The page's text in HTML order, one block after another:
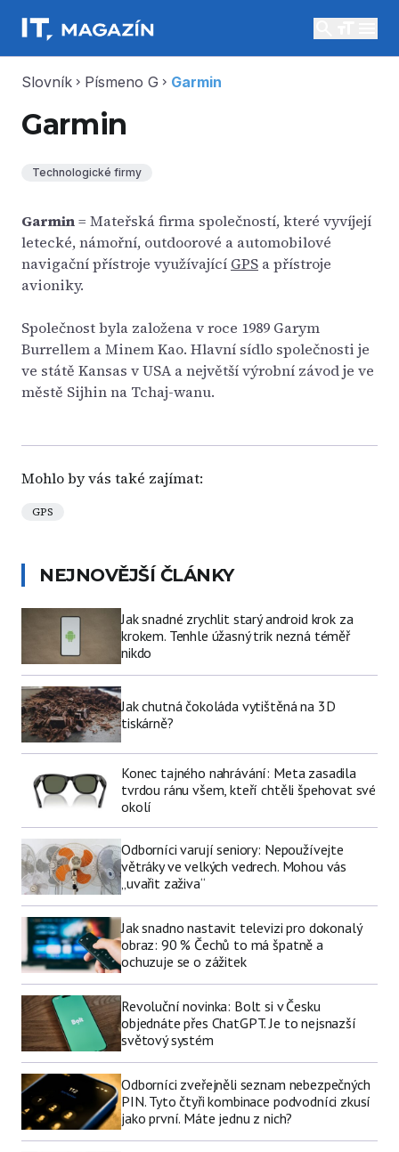
Slovník chevron_right Písmeno G chevron_right Garmin
Garmin
Technologické firmy
Garmin= Mateřská firma společností, které vyvíjejí
letecké, námořní, outdoorové a automobilové
navigační přístroje využívající GPS a přístroje
avioniky.
Společnost byla založena v roce 1989 Garym
Burrellem a Minem Kao. Hlavní sídlo společnosti je
ve státě Kansas v USA a největší výrobní závod je ve
městě Sijhin na Tchaj-wanu.
Mohlo by vás také zajímat:
GPS
NEJNOVĚJŠÍ ČLÁNKY
Jak snadné zrychlit starý android krok za
krokem. Tenhle úžasný trik nezná téměř
nikdo
Jak chutná čokoláda vytištěná na 3D
tiskárně?
Konec tajného nahrávání: Meta zasadila
tvrdou ránu všem, kteří chtěli špehovat své
okolí
Odborníci varují seniory: Nepoužívejte
větráky ve velkých vedrech. Mohou vás
„uvařit zaživa“
Jak snadno nastavit televizi pro dokonalý
obraz: 90 % Čechů to má špatně a
ochuzuje se o zážitek
Revoluční novinka: Bolt si v Česku
objednáte přes ChatGPT. Je to nejsnazší
světový systém
Odborníci zveřejněli seznam nebezpečných
PIN. Tyto čtyři kombinace podvodníci zkusí
jako první. Máte jednu z nich?